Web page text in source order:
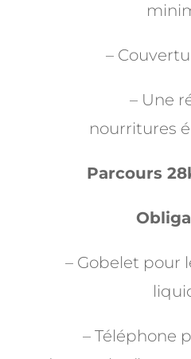
–
– Une
nourritures
Parcours
– Gobelet pour
– Téléphone